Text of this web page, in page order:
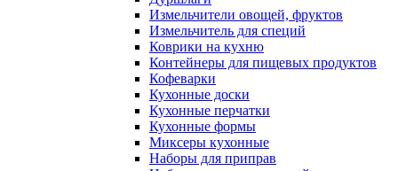
Измельчители овощей, фруктов
Измельчитель для специй
Коврики на кухню
Контейнеры для пищевых продуктов
Кофеварки
Кухонные доски
Кухонные перчатки
Кухонные формы
Миксеры кухонные
Наборы для приправ